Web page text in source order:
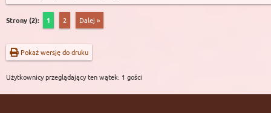
Strony (2): 1 2 Dalej »
Pokaż wersję do druku
Użytkownicy przeglądający ten wątek: 1 gości